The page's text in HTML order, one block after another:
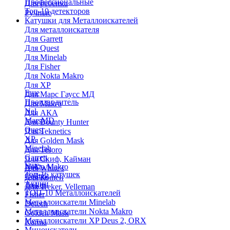
Для ребенка
Ручные
Профессиональные
Топ-10 детекторов
Катушки для Металлоискателей
Для металлоискателя
Для Garrett
Для Quest
Для Minelab
Для Fisher
Для Nokta Makro
Для XP
Для Марс Гаусс МД
Для Makro
Для АКА
Для Bounty Hunter
Для Teknetics
Для Golden Mask
Для Tesoro
Для Скиф, Кайман
Для White's
Для Кощей
Для Treker, Velleman
Еще
Производитель
Nel
MarsMD
Quest
XP
Minelab
Garrett
Nokta Makro
Coiltek
Treker
Fisher
Detech
Golden Mask
Karma
Еще
Топ-15 катушек
Акции
ТОП-10 Металлоискателей
Металлоискатели Minelab
Металлоискатели Nokta Makro
Металлоискатели XP Deus 2, ORX